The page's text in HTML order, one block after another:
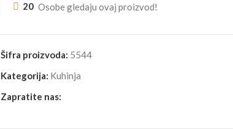
20 Osobe gledaju ovaj proizvod!
Šifra proizvoda: 5544
Kategorija: Kuhinja
Zapratite nas: